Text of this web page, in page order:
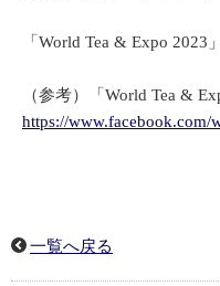
「World Tea & Expo
（参考）「World Tea &
https://www.facebook.com/
一覧へ戻る